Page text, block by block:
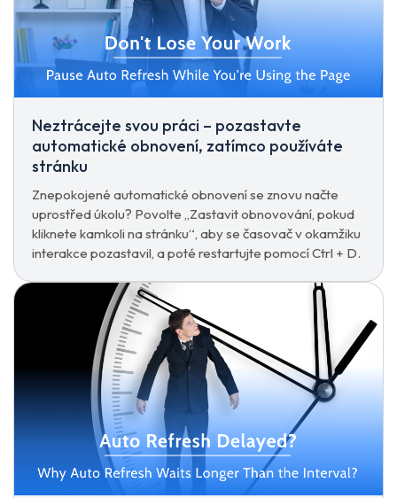
Neztrácejte svou práci – pozastavte
automatické obnovení, zatímco používáte
stránku
Znepokojené automatické obnovení se znovu načte
uprostřed úkolu? Povolte „Zastavit obnovování, pokud
kliknete kamkoli na stránku“, aby se časovač v okamžiku
interakce pozastavil, a poté restartujte pomocí Ctrl + D.